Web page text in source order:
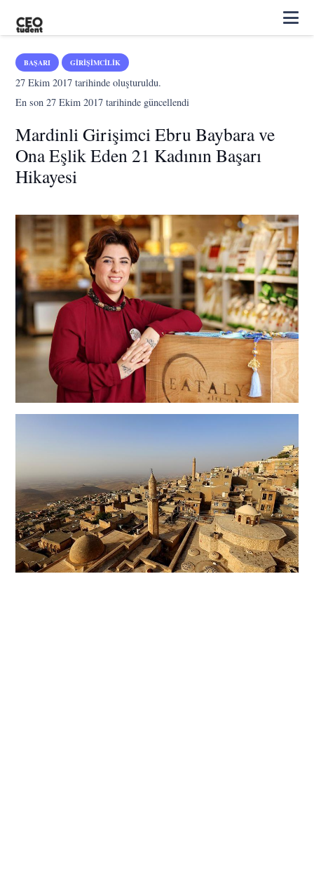
BAŞARI GIRIŞIMCILIK
27 Ekim 2017 tarihinde oluşturuldu.
En son27 Ekim 2017 tarihinde güncellendi
Mardinli Girişimci Ebru Baybara ve
Ona Eşlik Eden 21 Kadının Başarı
Hikayesi